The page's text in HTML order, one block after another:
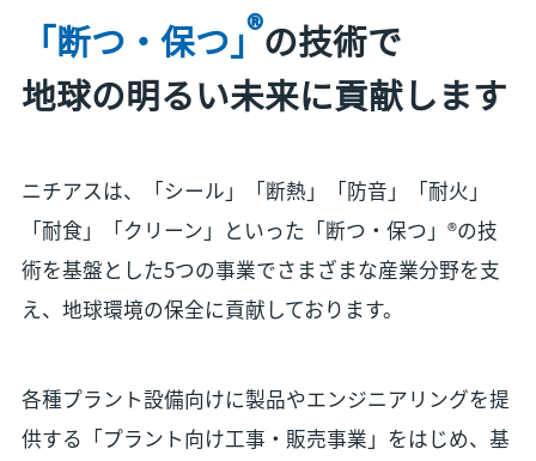
「断つ・保つ」
®の技術で
地球の明るい未来に貢献します
ニチアスは、「シール」「断熱」「防音」「耐火」
「耐食」「クリーン」といった「断つ・保つ」®の技
術を基盤とした5つの事業でさまざまな産業分野を支
え、地球環境の保全に貢献しております。
各種プラント設備向けに製品やエンジニアリングを提
供する「プラント向け工事・販売事業」をはじめ、基